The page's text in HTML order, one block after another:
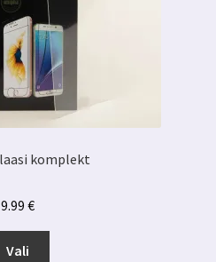
komplekt
9.99 €
Vali